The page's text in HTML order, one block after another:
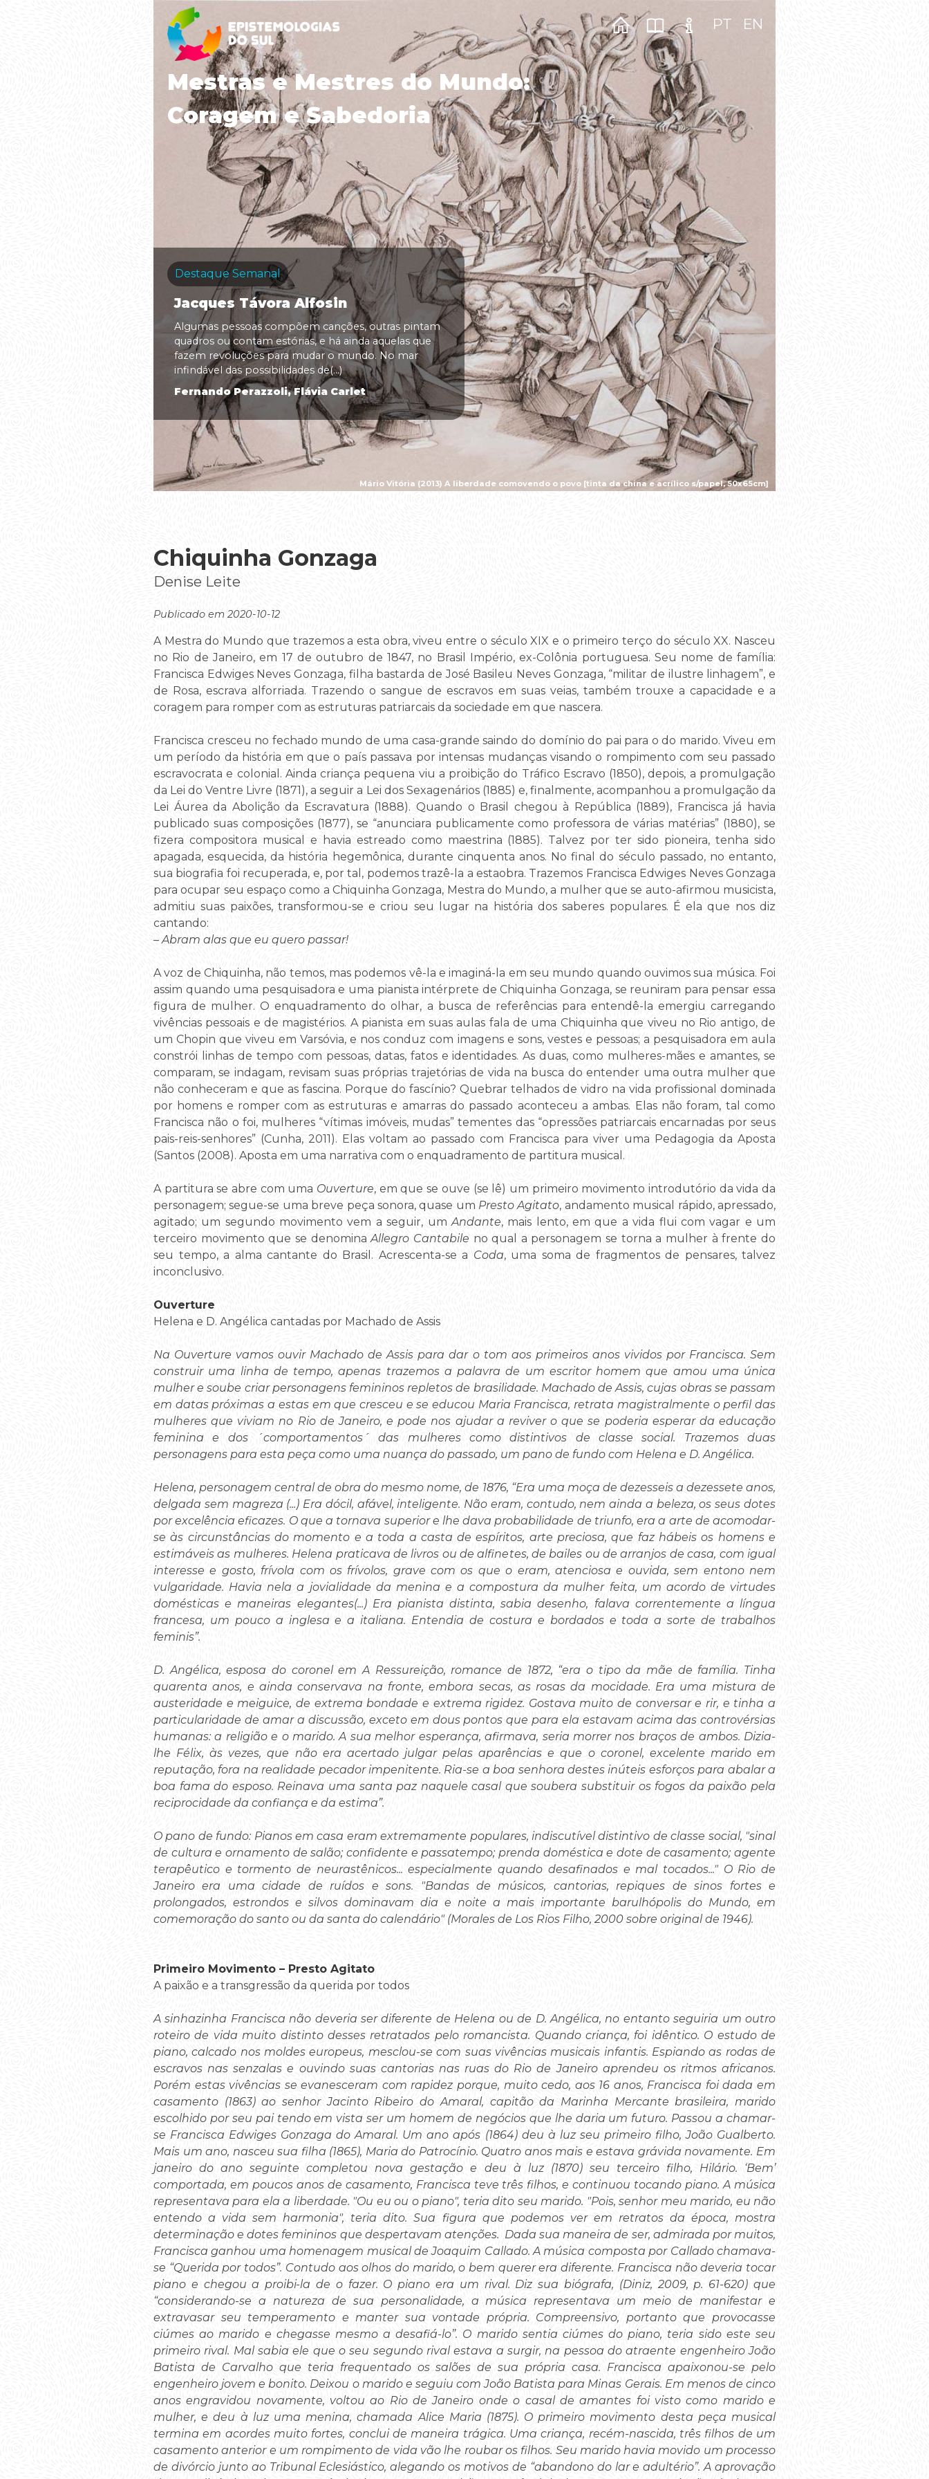
Mário Vitória (2013) A liberdade comovendo o povo [tinta da china e acrílico s/papel, 50x65cm]
Mestras e Mestres do Mundo:
Coragem e Sabedoria
PT EN
Destaque Semanal
Jacques Távora Alfosin
Algumas pessoas compõem canções, outras pintam
quadros ou contam estórias, e há ainda aquelas que
fazem revoluções para mudar o mundo. No mar
infindável das possibilidades de(...)
Fernando Perazzoli, Flávia Carlet
Chiquinha Gonzaga
Denise Leite
Publicado em 2020-10-12
A Mestra do Mundo que trazemos a esta obra, viveu entre o século XIX e o primeiro terço do século XX. Nasceu
no Rio de Janeiro, em 17 de outubro de 1847, no Brasil Império, ex-Colônia portuguesa. Seu nome de família:
Francisca Edwiges Neves Gonzaga, filha bastarda de José Basileu Neves Gonzaga, “militar de ilustre linhagem”, e
de Rosa, escrava alforriada. Trazendo o sangue de escravos em suas veias, também trouxe a capacidade e a
coragem para romper com as estruturas patriarcais da sociedade em que nascera.
Francisca cresceu no fechado mundo de uma casa-grande saindo do domínio do pai para o do marido. Viveu em
um período da história em que o país passava por intensas mudanças visando o rompimento com seu passado
escravocrata e colonial. Ainda criança pequena viu a proibição do Tráfico Escravo (1850), depois, a promulgação
da Lei do Ventre Livre (1871), a seguir a Lei dos Sexagenários (1885) e, finalmente, acompanhou a promulgação da
Lei Áurea da Abolição da Escravatura (1888). Quando o Brasil chegou à República (1889), Francisca já havia
publicado suas composições (1877), se “anunciara publicamente como professora de várias matérias” (1880), se
fizera compositora musical e havia estreado como maestrina (1885). Talvez por ter sido pioneira, tenha sido
apagada, esquecida, da história hegemônica, durante cinquenta anos. No final do século passado, no entanto,
sua biografia foi recuperada, e, por tal, podemos trazê-la a estaobra. Trazemos Francisca Edwiges Neves Gonzaga
para ocupar seu espaço como a Chiquinha Gonzaga, Mestra do Mundo, a mulher que se auto-afirmou musicista,
admitiu suas paixões, transformou-se e criou seu lugar na história dos saberes populares. É ela que nos diz
cantando:
– Abram alas que eu quero passar!
A voz de Chiquinha, não temos, mas podemos vê-la e imaginá-la em seu mundo quando ouvimos sua música. Foi
assim quando uma pesquisadora e uma pianista intérprete de Chiquinha Gonzaga, se reuniram para pensar essa
figura de mulher. O enquadramento do olhar, a busca de referências para entendê-la emergiu carregando
vivências pessoais e de magistérios. A pianista em suas aulas fala de uma Chiquinha que viveu no Rio antigo, de
um Chopin que viveu em Varsóvia, e nos conduz com imagens e sons, vestes e pessoas; a pesquisadora em aula
constrói linhas de tempo com pessoas, datas, fatos e identidades. As duas, como mulheres-mães e amantes, se
comparam, se indagam, revisam suas próprias trajetórias de vida na busca do entender uma outra mulher que
não conheceram e que as fascina. Porque do fascínio? Quebrar telhados de vidro na vida profissional dominada
por homens e romper com as estruturas e amarras do passado aconteceu a ambas. Elas não foram, tal como
Francisca não o foi, mulheres “vítimas imóveis, mudas” tementes das “opressões patriarcais encarnadas por seus
pais-reis-senhores” (Cunha, 2011). Elas voltam ao passado com Francisca para viver uma Pedagogia da Aposta
(Santos (2008). Aposta em uma narrativa com o enquadramento de partitura musical.
A partitura se abre com uma Ouverture, em que se ouve (se lê) um primeiro movimento introdutório da vida da
personagem; segue-se uma breve peça sonora, quase um Presto Agitato, andamento musical rápido, apressado,
agitado; um segundo movimento vem a seguir, umAndante, mais lento, em que a vida flui com vagar e um
terceiro movimento que se denominaAllegro Cantabile no qual a personagem se torna a mulher à frente do
seu tempo, a alma cantante do Brasil. Acrescenta-se a Coda, uma soma de fragmentos de pensares, talvez
inconclusivo.
Ouverture
Helena e D. Angélica cantadas por Machado de Assis
Na Ouverture vamos ouvir Machado de Assis para dar o tom aos primeiros anos vividos por Francisca. Sem
construir uma linha de tempo, apenas trazemos a palavra de um escritor homem que amou uma única
mulher e soube criar personagens femininos repletos de brasilidade. Machado de Assis, cujas obras se passam
em datas próximas a estas em que cresceu e se educou Maria Francisca, retrata magistralmente o perfil das
mulheres que viviam no Rio de Janeiro, e pode nos ajudar a reviver o que se poderia esperar da educação
feminina e dos ´comportamentos´ das mulheres como distintivos de classe social. Trazemos duas
personagens para esta peça como uma nuança do passado, um pano de fundo com Helena e D. Angélica.
Helena, personagem central de obra do mesmo nome, de 1876, “Era uma moça de dezesseis a dezessete anos,
delgada sem magreza (...) Era dócil, afável, inteligente. Não eram, contudo, nem ainda a beleza, os seus dotes
por excelência eficazes. O que a tornava superior e lhe dava probabilidade de triunfo, era a arte de acomodar-
se às circunstâncias do momento e a toda a casta de espíritos, arte preciosa, que faz hábeis os homens e
estimáveis as mulheres. Helena praticava de livros ou de alfinetes, de bailes ou de arranjos de casa, com igual
interesse e gosto, frívola com os frívolos, grave com os que o eram, atenciosa e ouvida, sem entono nem
vulgaridade. Havia nela a jovialidade da menina e a compostura da mulher feita, um acordo de virtudes
domésticas e maneiras elegantes(...) Era pianista distinta, sabia desenho, falava correntemente a língua
francesa, um pouco a inglesa e a italiana. Entendia de costura e bordados e toda a sorte de trabalhos
feminis”.
D. Angélica, esposa do coronel em A Ressureição, romance de 1872, “era o tipo da mãe de família. Tinha
quarenta anos, e ainda conservava na fronte, embora secas, as rosas da mocidade. Era uma mistura de
austeridade e meiguice, de extrema bondade e extrema rigidez. Gostava muito de conversar e rir, e tinha a
particularidade de amar a discussão, exceto em dous pontos que para ela estavam acima das controvérsias
humanas: a religião e o marido. A sua melhor esperança, afirmava, seria morrer nos braços de ambos. Dizia-
lhe Félix, às vezes, que não era acertado julgar pelas aparências e que o coronel, excelente marido em
reputação, fora na realidade pecador impenitente. Ria-se a boa senhora destes inúteis esforços para abalar a
boa fama do esposo. Reinava uma santa paz naquele casal que soubera substituir os fogos da paixão pela
reciprocidade da confiança e da estima”.
O pano de fundo: Pianos em casa eram extremamente populares, indiscutível distintivo de classe social, "sinal
de cultura e ornamento de salão; confidente e passatempo; prenda doméstica e dote de casamento; agente
terapêutico e tormento de neurastênicos... especialmente quando desafinados e mal tocados..." O Rio de
Janeiro era uma cidade de ruídos e sons. "Bandas de músicos, cantorias, repiques de sinos fortes e
prolongados, estrondos e silvos dominavam dia e noite a mais importante barulhópolis do Mundo, em
comemoração do santo ou da santa do calendário" (Morales de Los Rios Filho, 2000 sobre original de 1946).
Primeiro Movimento – Presto Agitato
A paixão e a transgressão da querida por todos
A sinhazinha Francisca não deveria ser diferente de Helena ou de D. Angélica, no entanto seguiria um outro
roteiro de vida muito distinto desses retratados pelo romancista. Quando criança, foi idêntico. O estudo de
piano, calcado nos moldes europeus, mesclou-se com suas vivências musicais infantis. Espiando as rodas de
escravos nas senzalas e ouvindo suas cantorias nas ruas do Rio de Janeiro aprendeu os ritmos africanos.
Porém estas vivências se evanesceram com rapidez porque, muito cedo, aos 16 anos, Francisca foi dada em
casamento (1863) ao senhor Jacinto Ribeiro do Amaral, capitão da Marinha Mercante brasileira, marido
escolhido por seu pai tendo em vista ser um homem de negócios que lhe daria um futuro. Passou a chamar-
se Francisca Edwiges Gonzaga do Amaral. Um ano após (1864) deu à luz seu primeiro filho, João Gualberto.
Mais um ano, nasceu sua filha (1865), Maria do Patrocínio. Quatro anos mais e estava grávida novamente. Em
janeiro do ano seguinte completou nova gestação e deu à luz (1870) seu terceiro filho, Hilário. ‘Bem’
comportada, em poucos anos de casamento, Francisca teve três filhos, e continuou tocando piano. A música
representava para ela a liberdade. "Ou eu ou o piano", teria dito seu marido. "Pois, senhor meu marido, eu não
entendo a vida sem harmonia", teria dito. Sua figura que podemos ver em retratos da época, mostra
determinação e dotes femininos que despertavam atenções. Dada sua maneira de ser, admirada por muitos,
Francisca ganhou uma homenagem musical de Joaquim Callado. A música composta por Callado chamava-
se “Querida por todos”. Contudo aos olhos do marido, o bem querer era diferente. Francisca não deveria tocar
piano e chegou a proibi-la de o fazer. O piano era um rival. Diz sua biógrafa, (Diniz, 2009, p. 61-620) que
“considerando-se a natureza de sua personalidade, a música representava um meio de manifestar e
extravasar seu temperamento e manter sua vontade própria. Compreensivo, portanto que provocasse
ciúmes ao marido e chegasse mesmo a desafiá-lo”. O marido sentia ciúmes do piano, teria sido este seu
primeiro rival. Mal sabia ele que o seu segundo rival estava a surgir, na pessoa do atraente engenheiro João
Batista de Carvalho que teria frequentado os salões de sua própria casa. Francisca apaixonou-se pelo
engenheiro jovem e bonito. Deixou o marido e seguiu com João Batista para Minas Gerais. Em menos de cinco
anos engravidou novamente, voltou ao Rio de Janeiro onde o casal de amantes foi visto como marido e
mulher, e deu à luz uma menina, chamada Alice Maria (1875). O primeiro movimento desta peça musical
termina em acordes muito fortes, conclui de maneira trágica. Uma criança, recém-nascida, três filhos de um
casamento anterior e um rompimento de vida vão lhe roubar os filhos. Seu marido havia movido um processo
de divórcio junto ao Tribunal Eclesiástico, alegando os motivos de “abandono do lar e adultério”. A aprovação